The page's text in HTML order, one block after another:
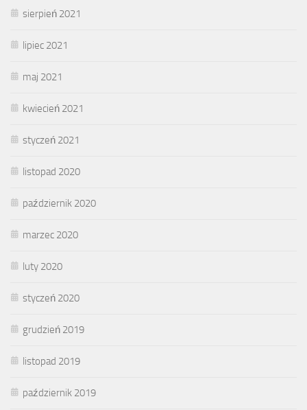
sierpień 2021
lipiec 2021
maj 2021
kwiecień 2021
styczeń 2021
listopad 2020
październik 2020
marzec 2020
luty 2020
styczeń 2020
grudzień 2019
listopad 2019
październik 2019